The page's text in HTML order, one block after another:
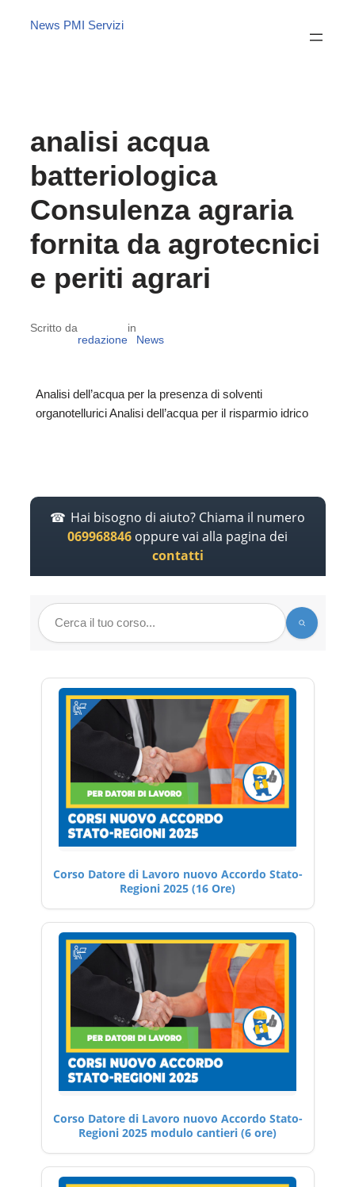
News PMI Servizi
analisi acqua
batteriologica
Consulenza agraria
fornita da agrotecnici
e periti agrari
Scritto da
redazione
in
News
Analisi dell’acqua per la presenza di solventi
organotellurici Analisi dell’acqua per il risparmio idrico
Hai bisogno di aiuto? Chiama il numero
069968846 oppure vai alla pagina dei
contatti
Corso Datore di Lavoro nuovo Accordo Stato-
Regioni 2025 (16 Ore)
Corso Datore di Lavoro nuovo Accordo Stato-
Regioni 2025 modulo cantieri (6 ore)